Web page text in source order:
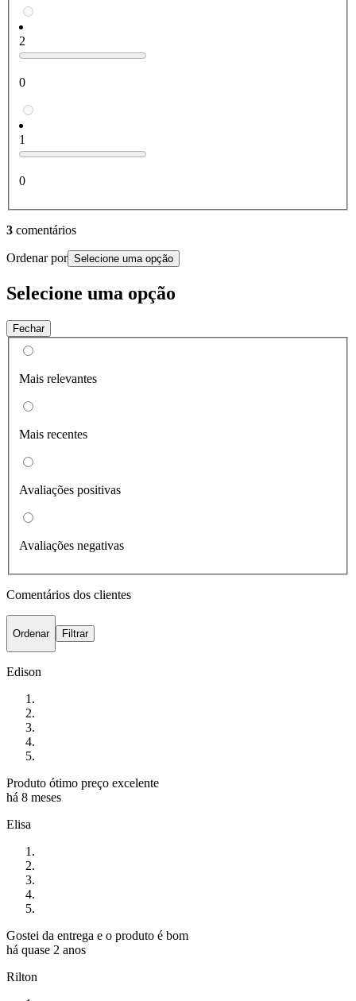
2
0
1
0
3 comentários
Ordenar por Selecione uma opção
Selecione uma opção
Fechar
Mais relevantes
Mais recentes
Avaliações positivas
Avaliações negativas
Comentários dos clientes
Ordenar Filtrar
Edison
Produto ótimo preço excelente
há 8 meses
Elisa
Gostei da entrega e o produto é bom
há quase 2 anos
Rilton